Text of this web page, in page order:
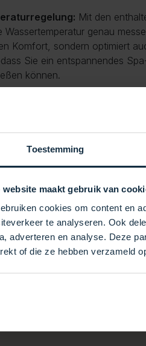
Toestemming
website maakt gebruik van
cookies om content en
te analyseren. Ook
adverteren en analyse. Deze
of die ze hebben verzameld
Mit den
Wassertemperatur genau
Komfort, sondern optimiert
Sie ein entspannendes
können.
ausgelegt. Mit einem einfachen
Sie schnell von den
Dank der klaren Anleitung
auch für Anfänger ein
Erlebnis mit der Balboa 3 kW
den Luxus eines perfekt
bereitsteht. Vertrauen Sie
und Leistung von